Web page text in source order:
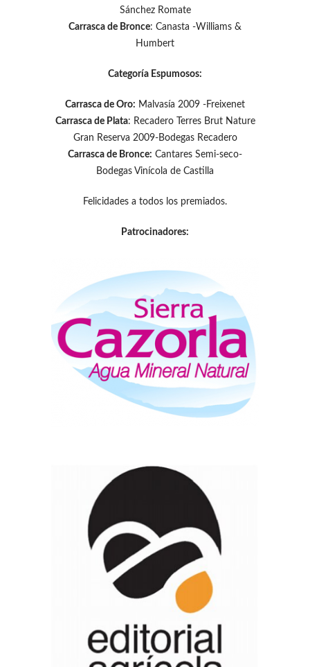
Sánchez Romate
Carrasca de Bronce: Canasta -Williams &
Humbert
Categoría Espumosos:
Carrasca de Oro: Malvasía 2009 -Freixenet
Carrasca de Plata: Recadero Terres Brut Nature
Gran Reserva 2009-Bodegas Recadero
Carrasca de Bronce: Cantares Semi-seco-
Bodegas Vinícola de Castilla
Felicidades a todos los premiados.
Patrocinadores: